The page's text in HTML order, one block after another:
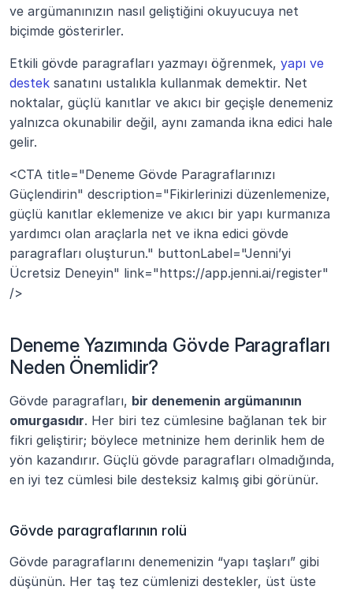
ve argümanınızın nasıl geliştiğini okuyucuya net
biçimde gösterirler.
Etkili gövde paragrafları yazmayı öğrenmek, yapı ve
destek sanatını ustalıkla kullanmak demektir. Net
noktalar, güçlü kanıtlar ve akıcı bir geçişle denemeniz
yalnızca okunabilir değil, aynı zamanda ikna edici hale
gelir.
<CTA title="Deneme Gövde Paragraflarınızı
Güçlendirin" description="Fikirlerinizi düzenlemenize,
güçlü kanıtlar eklemenize ve akıcı bir yapı kurmanıza
yardımcı olan araçlarla net ve ikna edici gövde
paragrafları oluşturun." buttonLabel="Jenni’yi
Ücretsiz Deneyin" link="https://app.jenni.ai/register"
/>
Deneme Yazımında Gövde Paragrafları
Neden Önemlidir?
Gövde paragrafları, bir denemenin argümanının
omurgasıdır. Her biri tez cümlesine bağlanan tek bir
fikri geliştirir; böylece metninize hem derinlik hem de
yön kazandırır. Güçlü gövde paragrafları olmadığında,
en iyi tez cümlesi bile desteksiz kalmış gibi görünür.
Gövde paragraflarının rolü
Gövde paragraflarını denemenizin “yapı taşları” gibi
düşünün. Her taş tez cümlenizi destekler, üst üste